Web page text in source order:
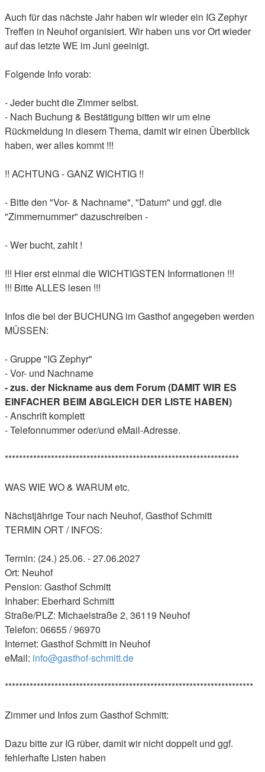
Auch für das nächste Jahr haben wir wieder ein IG Zephyr
Treffen in Neuhof organisiert. Wir haben uns vor Ort wieder
auf das letzte WE im Juni geeinigt.
Folgende Info vorab:
- Jeder bucht die Zimmer selbst.
- Nach Buchung & Bestätigung bitten wir um eine
Rückmeldung in diesem Thema, damit wir einen Überblick
haben, wer alles kommt !!!
!! ACHTUNG - GANZ WICHTIG !!
- Bitte den "Vor- & Nachname", "Datum" und ggf. die
"Zimmernummer" dazuschreiben -
- Wer bucht, zahlt !
!!! Hier erst einmal die WICHTIGSTEN Informationen !!!
!!! Bitte ALLES lesen !!!
Infos die bei der BUCHUNG im Gasthof angegeben werden
MÜSSEN:
- Gruppe "IG Zephyr"
- Vor- und Nachname
- zus. der Nickname aus dem Forum (DAMIT WIR ES
EINFACHER BEIM ABGLEICH DER LISTE HABEN)
- Anschrift komplett
- Telefonnummer oder/und eMail-Adresse.
******************************************************************
WAS WIE WO & WARUM etc.
Nächstjährige Tour nach Neuhof, Gasthof Schmitt
TERMIN ORT / INFOS:
Termin: (24.) 25.06. - 27.06.2027
Ort: Neuhof
Pension: Gasthof Schmitt
Inhaber: Eberhard Schmitt
Straße/PLZ: Michaelstraße 2, 36119 Neuhof
Telefon: 06655 / 96970
Internet: Gasthof Schmitt in Neuhof
eMail: info@gasthof-schmitt.de
**********************************************************************
Zimmer und Infos zum Gasthof Schmitt:
Dazu bitte zur IG rüber, damit wir nicht doppelt und ggf.
fehlerhafte Listen haben